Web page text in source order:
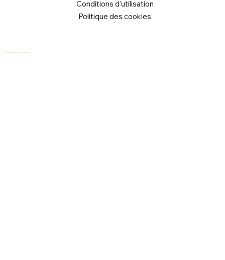
Conditions d'utilisation
Politique des cookies